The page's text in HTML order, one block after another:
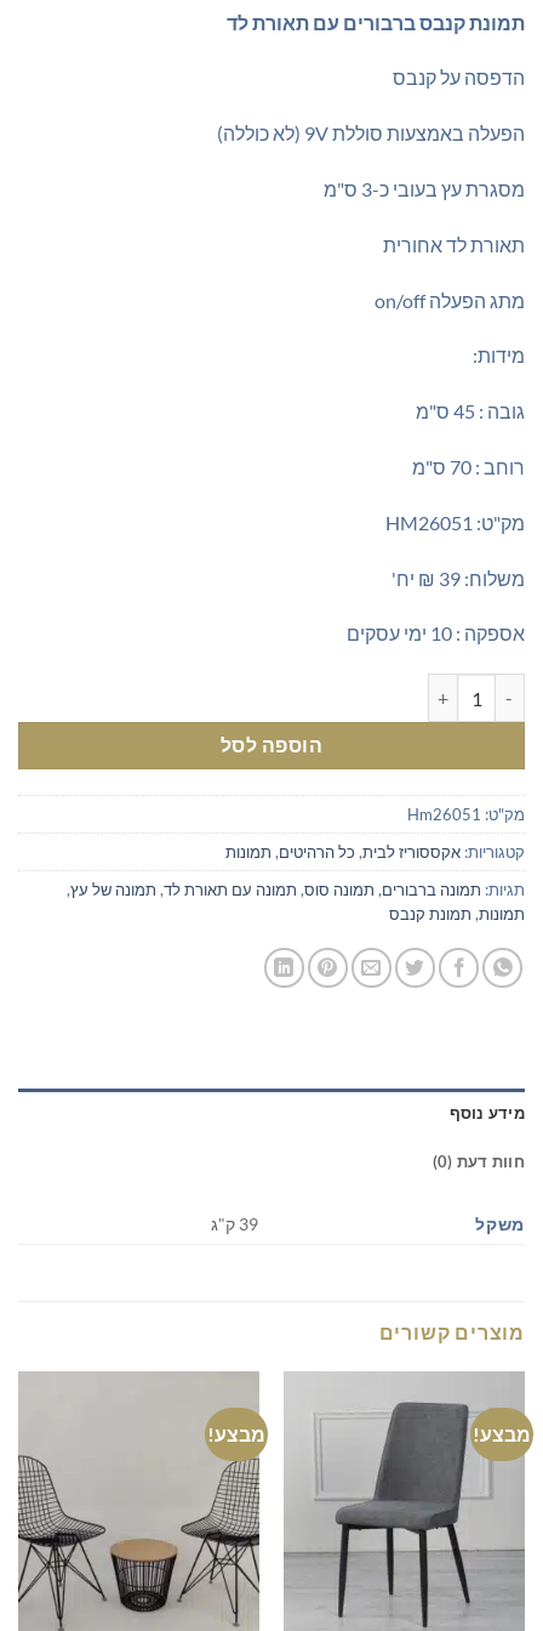
₪195.00.
תמונת קנבס ברבורים עם תאורת לד
הדפסה על קנבס
הפעלה באמצעות סוללת 9V (לא כוללה)
מסגרת עץ בעובי כ-3 ס"מ
תאורת לד אחורית
מתג הפעלה on/off
מידות:
גובה : 45 ס"מ
רוחב : 70 ס"מ
מק"ט: HM26051
משלוח: 39 ₪ יח'
אספקה : 10 ימי עסקים
הוספה לסל
מק"ט: Hm26051
קטגוריות: אקססוריז לבית, כל הרהיטים, תמונות
תגיות: תמונה ברבורים, תמונה סוס, תמונה עם תאורת לד, תמונה של עץ,
תמונות, תמונת קנבס
מידע נוסף
חוות דעת (0)
משקל 39 ק"ג
מוצרים קשורים
מבצע! מבצע!